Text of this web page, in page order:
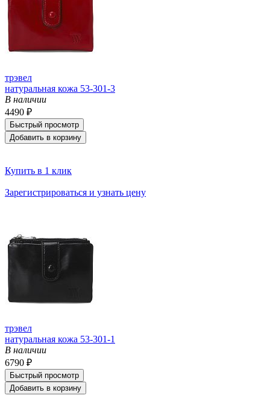
трэвел
натуральная кожа 53-301-3
В наличии
4490 ₽
Быстрый просмотр
Добавить в корзину
Купить в 1 клик
Зарегистрироваться и узнать цену
трэвел
натуральная кожа 53-301-1
В наличии
6790 ₽
Быстрый просмотр
Добавить в корзину